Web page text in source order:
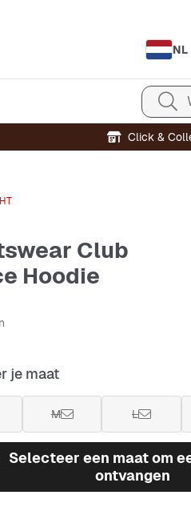
NL
Click &
Club
Hoodie
je maat
M L
Selecteer een maat om
ontvangen